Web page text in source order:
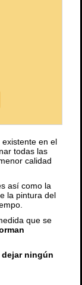
existente en el
todas las
calidad
así como la
la pintura del
que se
ningún